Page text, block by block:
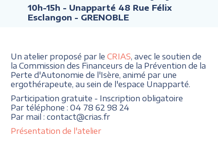
10h-15h - Unapparté 48 Rue Félix
Esclangon - GRENOBLE
Un atelier proposé par leCRIAS , avec le soutien de
la Commission des Financeurs de la Prévention de la
Perte d'Autonomie de l'Isère, animé par une
ergothérapeute, au sein de l'espace Unapparté.
Participation gratuite - Inscription obligatoire
Par téléphone : 04 78 62 98 24
Par mail : contact@crias.fr
Présentation de l'atelier